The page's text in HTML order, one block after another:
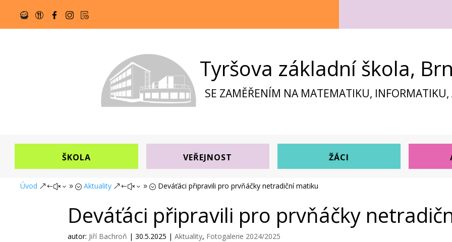
Tyršova základní škola,
SE ZAMĚŘENÍM NA MATEMATIKU, INFORMATIKU,
ŠKOLA VEŘEJNOST ŽÁCI
Úvod &#x39; Aktuality &#x39; Deváťáci připravili pro prvňáčky netradiční matiku
Deváťáci připravili pro prvňáčky
autor: Jiří Bachroň |30.5.2025 |Aktuality, Fotogalerie 2024/2025